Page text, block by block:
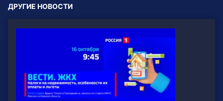
ДРУГИЕ НОВОСТИ